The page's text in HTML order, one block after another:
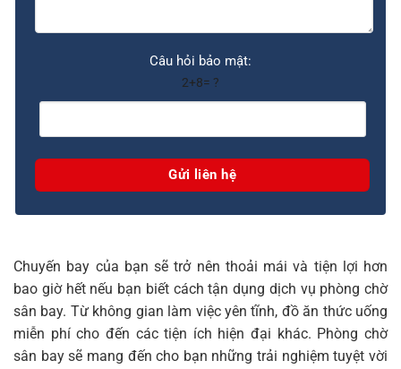
Câu hỏi bảo mật:
2+8= ?
Chuyến bay của bạn sẽ trở nên thoải mái và tiện lợi hơn
bao giờ hết nếu bạn biết cách tận dụng dịch vụ phòng chờ
sân bay. Từ không gian làm việc yên tĩnh, đồ ăn thức uống
miễn phí cho đến các tiện ích hiện đại khác. Phòng chờ
sân bay sẽ mang đến cho bạn những trải nghiệm tuyệt vời